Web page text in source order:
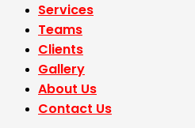
Services
Teams
Clients
Gallery
About Us
Contact Us